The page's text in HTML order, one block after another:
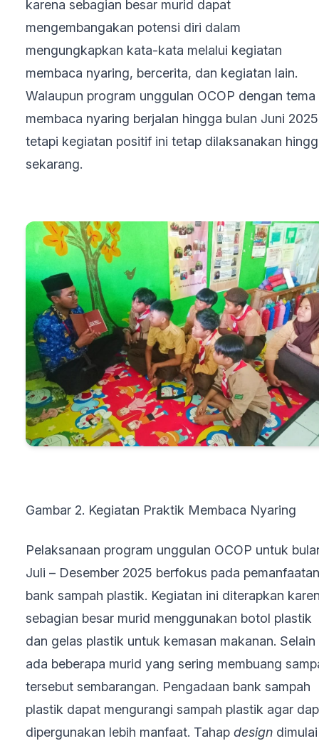
karena sebagian besar murid dapat
mengembangakan potensi diri dalam
mengungkapkan kata-kata melalui kegiatan
membaca nyaring, bercerita, dan kegiatan lain.
Walaupun program unggulan OCOP dengan tema
membaca nyaring berjalan hingga bulan Juni
tetapi kegiatan positif ini tetap dilaksanakan
sekarang.
Gambar 2. Kegiatan Praktik Membaca Nyaring
Pelaksanaan program unggulan OCOP untuk
Juli – Desember 2025 berfokus pada pemanfaatan
bank sampah plastik. Kegiatan ini diterapkan
sebagian besar murid menggunakan botol plastik
dan gelas plastik untuk kemasan makanan. Selain
ada beberapa murid yang sering membuang
tersebut sembarangan. Pengadaan bank sampah
plastik dapat mengurangi sampah plastik agar
dipergunakan lebih manfaat. Tahap design dimulai